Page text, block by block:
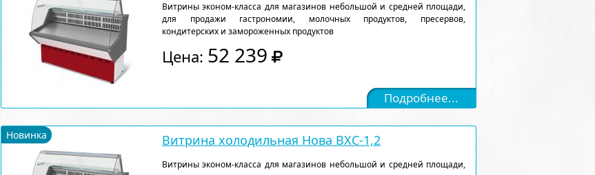
Витрины эконом-класса для магазинов небольшой и средней площади,
для продажи гастрономии, молочных продуктов, пресервов,
кондитерских и замороженных продуктов
Цена: 52 239
Подробнее...
Новинка Витрина холодильная Нова ВХС-1,2
Витрины эконом-класса для магазинов небольшой и средней площади,